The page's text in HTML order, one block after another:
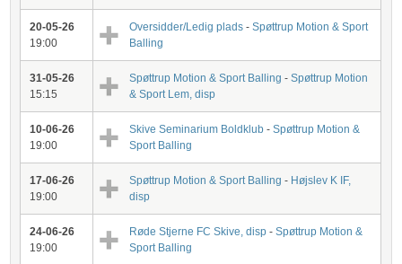
20-05-26
19:00
Oversidder/Ledig plads -Spøttrup Motion & Sport
Balling
31-05-26
15:15
Spøttrup Motion & Sport Balling -Spøttrup Motion
& Sport Lem, disp
10-06-26
19:00
Skive Seminarium Boldklub -Spøttrup Motion &
Sport Balling
17-06-26
19:00
Spøttrup Motion & Sport Balling - Højslev K IF,
disp
24-06-26
19:00
Røde Stjerne FC Skive, disp -Spøttrup Motion &
Sport Balling